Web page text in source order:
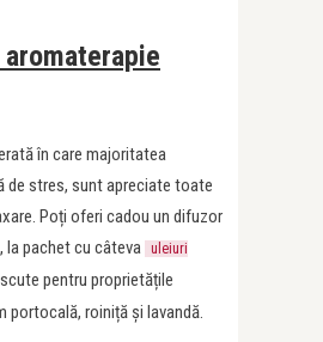
în care majoritatea
de stres, sunt apreciate toate
Poți oferi cadou un difuzor
la pachet cu câteva
uleiuri
pentru proprietățile
portocală, roiniță și lavandă.